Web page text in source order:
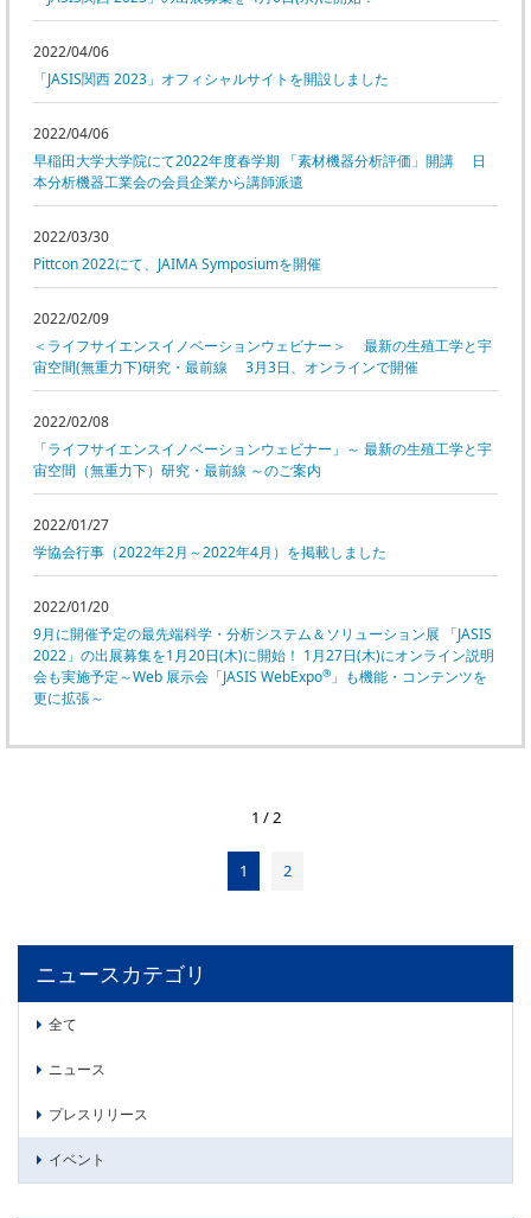
2022/04/06
「JASIS関西 2023」オフィシャルサイトを開設しました
2022/04/06
早稲田大学大学院にて2022年度春学期 「素材機器分析評価」開講 日
本分析機器工業会の会員企業から講師派遣
2022/03/30
Pittcon 2022にて、JAIMA Symposiumを開催
2022/02/09
＜ライフサイエンスイノベーションウェビナー＞ 最新の生殖工学と宇
宙空間(無重力下)研究・最前線 3月3日、オンラインで開催
2022/02/08
「ライフサイエンスイノベーションウェビナー」～ 最新の生殖工学と宇
宙空間（無重力下）研究・最前線 ～のご案内
2022/01/27
学協会行事（2022年2月～2022年4月）を掲載しました
2022/01/20
9月に開催予定の最先端科学・分析システム＆ソリューション展 「JASIS
2022」の出展募集を1月20日(木)に開始！ 1月27日(木)にオンライン説明
会も実施予定～Web 展示会「JASIS WebExpo® 」も機能・コンテンツを
更に拡張～
1 / 2
1 2
ニュースカテゴリ
全て
ニュース
プレスリリース
イベント